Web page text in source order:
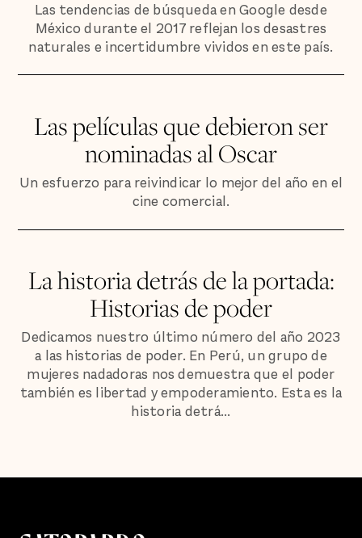
Las tendencias de búsqueda en Google desde
México durante el 2017 reflejan los desastres
naturales e incertidumbre vividos en este país.
Las películas que debieron ser
nominadas al Oscar
Un esfuerzo para reivindicar lo mejor del año en el
cine comercial.
La historia detrás de la portada:
Historias de poder
Dedicamos nuestro último número del año 2023
a las historias de poder. En Perú, un grupo de
mujeres nadadoras nos demuestra que el poder
también es libertad y empoderamiento. Esta es la
historia detrá...